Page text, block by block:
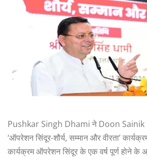
Pushkar Singh Dhami ने Doon
‘ऑपरेशन सिंदूर-शौर्य, सम्मान और वीरता’
कार्यक्रम ऑपरेशन सिंदूर के एक वर्ष पूर्ण होने के